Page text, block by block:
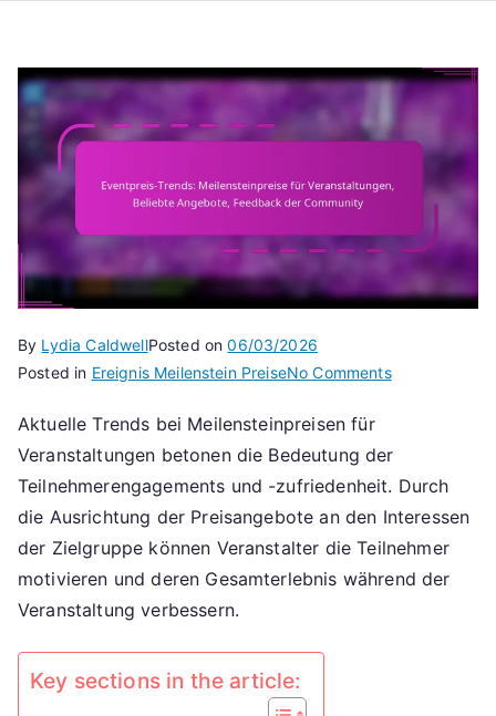
By Lydia CaldwellPosted on06/03/2026
Posted in Ereignis Meilenstein PreiseNo Commentson
für
Beliebte
Feedback
Aktuelle Trends bei Meilensteinpreisen für
Veranstaltungen betonen die Bedeutung der
Teilnehmerengagements und -zufriedenheit. Durch
die Ausrichtung der Preisangebote an den Interessen
der Zielgruppe können Veranstalter die Teilnehmer
motivieren und deren Gesamterlebnis während der
Veranstaltung verbessern.
Key sections in the article: